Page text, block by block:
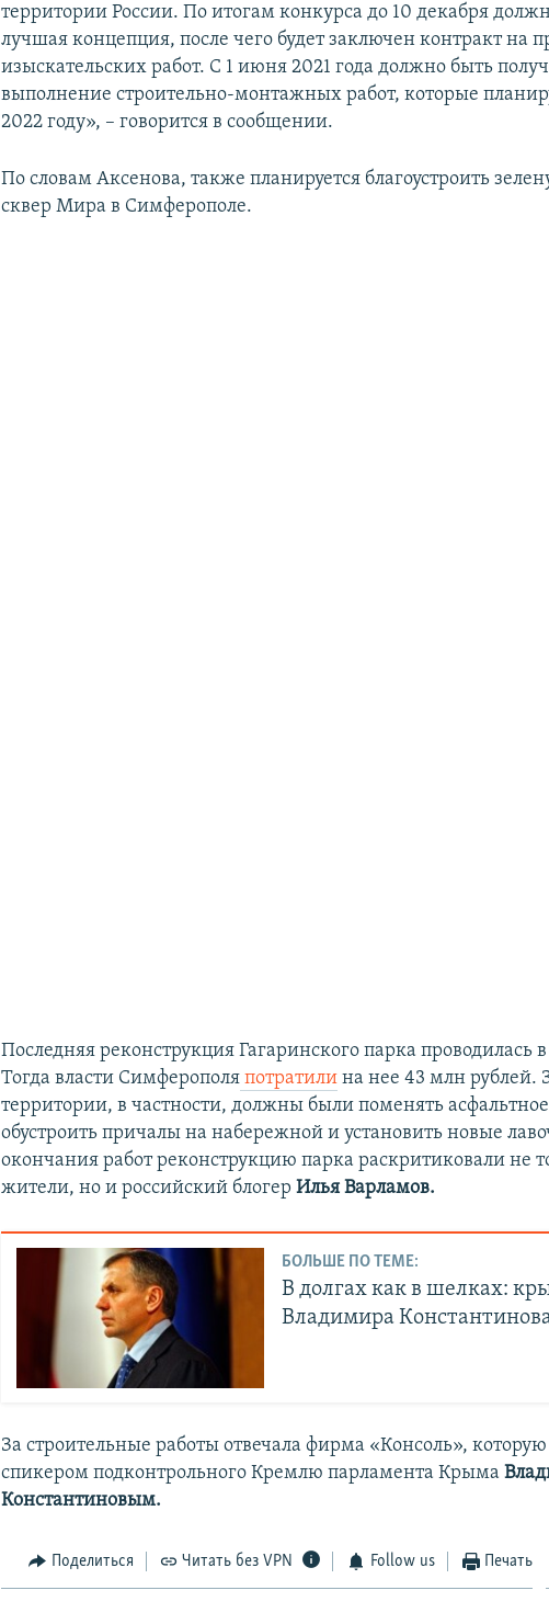
территории России. По итогам конкурса до 10 декабря
лучшая концепция, после чего будет заключен контракт на
изыскательских работ. С 1 июня 2021 года должно быть
выполнение строительно-монтажных работ, которые
2022 году», – говорится в сообщении.
По словам Аксенова, также планируется благоустроить
сквер Мира в Симферополе.
Последняя реконструкция Гагаринского парка проводилась
Тогда власти Симферополя потратили на нее 43 млн рублей.
территории, в частности, должны были поменять
обустроить причалы на набережной и установить новые
окончания работ реконструкцию парка раскритиковали не
жители, но и российский блогерИлья Варламов.
БОЛЬШЕ ПО ТЕМЕ:
В долгах как в шелках:
Владимира
За строительные работы отвечала фирма «Консоль»,
спикером подконтрольного Кремлю парламента Крыма
Константиновым.
Поделиться Читать без VPN Follow us Печать